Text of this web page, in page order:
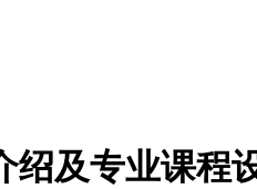
绍及专业课程